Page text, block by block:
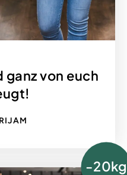
ganz von euch
-20kg